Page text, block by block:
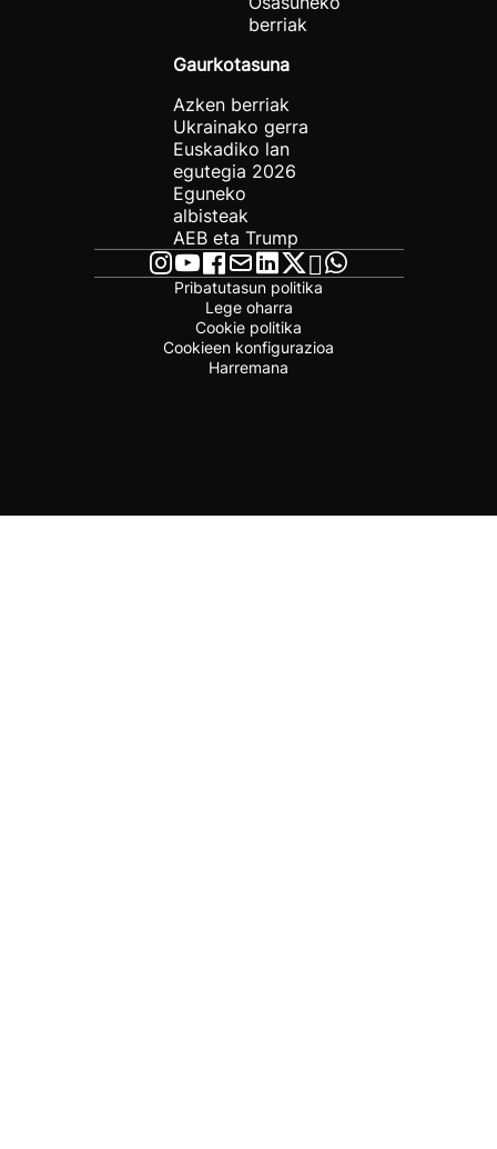
berriak
Gaurkotasuna
Azken berriak
Ukrainako gerra
Euskadiko lan
egutegia 2026
Eguneko
albisteak
AEB eta Trump
Pribatutasun politika
Lege oharra
Cookie politika
Cookieen konfigurazioa
Harremana